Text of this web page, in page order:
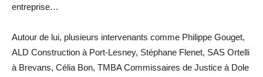
entreprise…
Autour de lui, plusieurs intervenants comme Philippe Gouget,
ALD Construction à Port-Lesney, Stéphane Flenet, SAS Ortelli
à Brevans, Célia Bon, TMBA Commissaires de Justice à Dole